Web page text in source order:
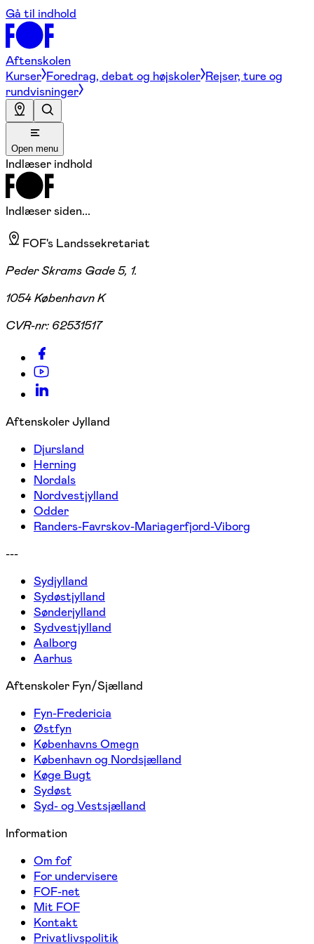
Gå til indhold
Aftenskolen
Kurser Foredrag, debat og højskoler Rejser, ture og
rundvisninger
Open menu
Indlæser indhold
Indlæser siden...
FOF's Landssekretariat
Peder Skrams Gade 5, 1.
1054 København K
CVR-nr: 62531517
Aftenskoler Jylland
Djursland
Herning
Nordals
Nordvestjylland
Odder
Randers-Favrskov-Mariagerfjord-Viborg
---
Sydjylland
Sydøstjylland
Sønderjylland
Sydvestjylland
Aalborg
Aarhus
Aftenskoler Fyn/Sjælland
Fyn-Fredericia
Østfyn
Københavns Omegn
København og Nordsjælland
Køge Bugt
Sydøst
Syd- og Vestsjælland
Information
Om fof
For undervisere
FOF-net
Mit FOF
Kontakt
Privatlivspolitik